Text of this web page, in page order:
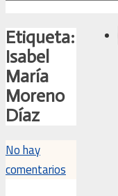
Etiqueta:
Isabel
María
Moreno
Díaz
No hay
comentarios